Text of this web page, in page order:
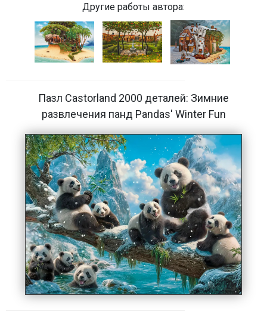
Другие работы автора:
Пазл Castorland 2000 деталей: Зимние
развлечения панд Pandas' Winter Fun